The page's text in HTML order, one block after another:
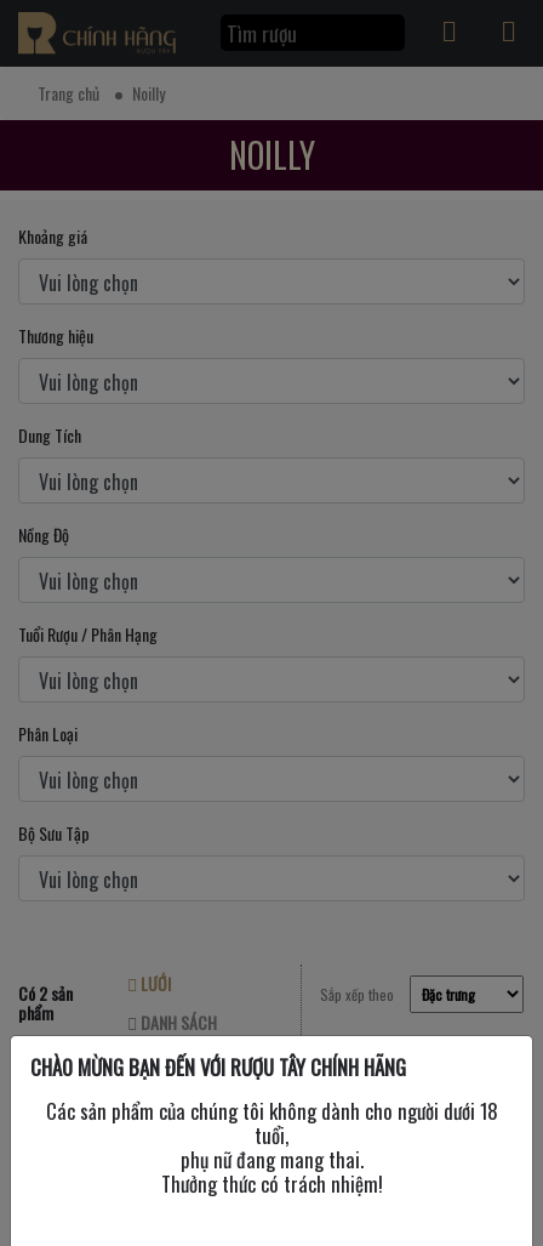
Trang chủ Noilly
NOILLY
Khoảng giá
Thương hiệu
Dung Tích
Nồng Độ
Tuổi Rượu / Phân Hạng
Phân Loại
Bộ Sưu Tập
Có 2 sản
phẩm
LƯỚI
DANH SÁCH
Sắp xếp theo
CHÀO MỪNG BẠN ĐẾN VỚI RƯỢU TÂY CHÍNH HÃNG
Các sản phẩm của chúng tôi không dành cho người dưới 18
tuổi,
phụ nữ đang mang thai.
Thưởng thức có trách nhiệm!